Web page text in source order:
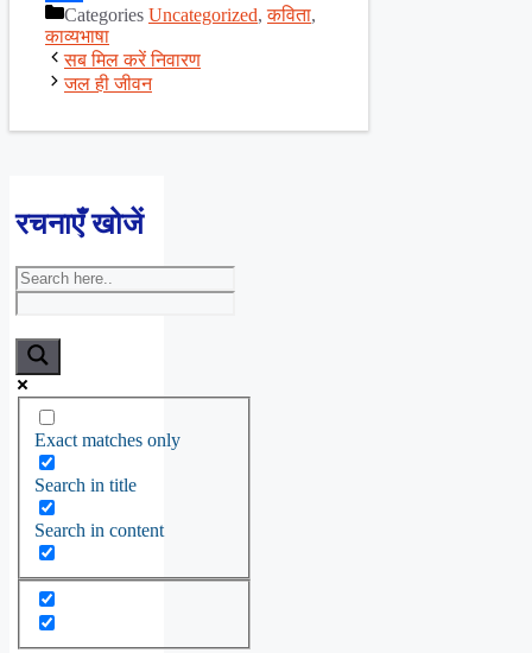
ShareCategories Uncategorized,कविता,
काव्यभाषा
सब मिल करें निवारण
जल ही जीवन
रचनाएँ खोजें
Exact matches only
Search in title
Search in content